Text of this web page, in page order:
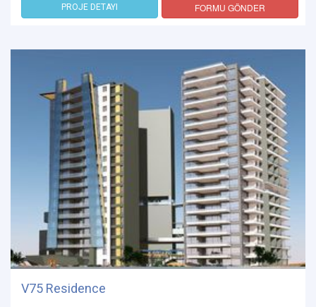
PROJE DETAYI FORMU GÖNDER
V75 Residence